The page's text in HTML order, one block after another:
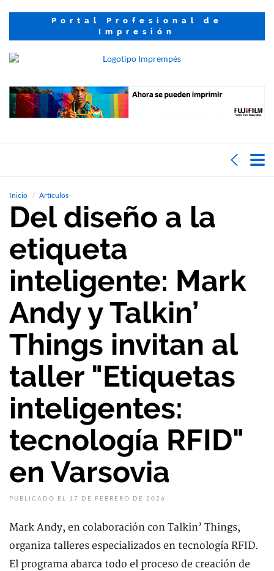
Portal Profesional de
Impresión
Inicio Artículos
Del diseño a la
etiqueta
inteligente: Mark
Andy y Talkin’
Things invitan al
taller "Etiquetas
inteligentes:
tecnología RFID"
en Varsovia
PUBLICADO EL 17 DE FEBRERO DE 2026
Mark Andy, en colaboración con Talkin’ Things,
organiza talleres especializados en tecnología RFID.
El programa abarca todo el proceso de creación de